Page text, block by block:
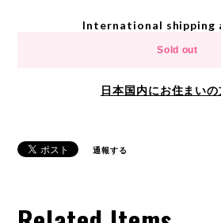
International shipping
Sold out
日本国内にお住まい
通報する